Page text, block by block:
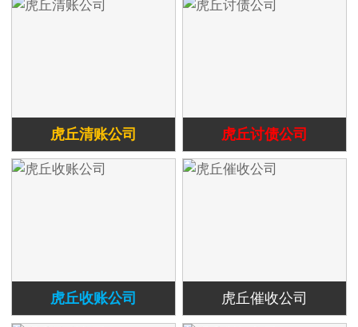
虎丘清账公司 虎丘讨债公司
虎丘收账公司 虎丘催收公司